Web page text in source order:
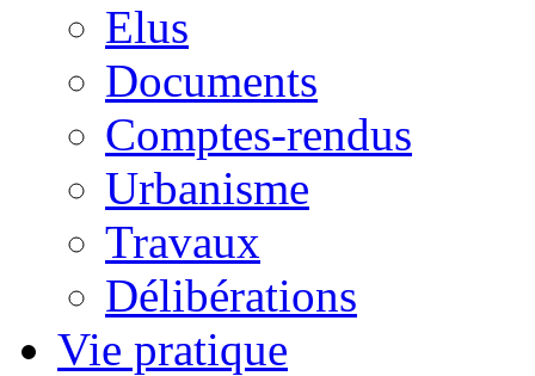
Elus
Documents
Comptes-rendus
Urbanisme
Travaux
Délibérations
Vie pratique